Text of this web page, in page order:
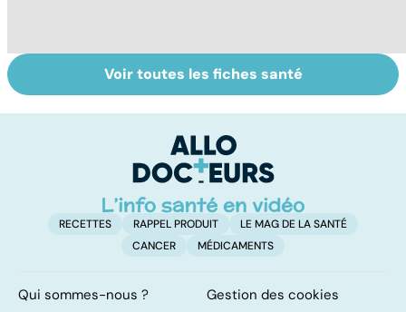
Grand froid : nos
conseils
Perturbateurs
endocriniens :
notre santé
Voir toutes les fiches santé
RECETTES RAPPEL PRODUIT
LE MAG DE LA SANTÉ
CANCER
MÉDICAMENTS
Qui sommes-nous ?
Gestion des cookies